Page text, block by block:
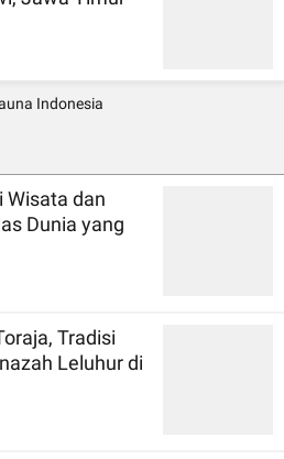
Wisata dan
Dunia yang
Tradisi
Leluhur di